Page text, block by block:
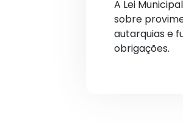
A Lei
sobre
autarquias e
obrigações.